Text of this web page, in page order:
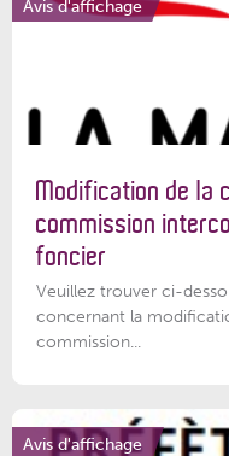
Avis d'affichage
Modification de la
commission
foncier
Veuillez trouver ci-
concernant la
commission...
Avis d'affichage